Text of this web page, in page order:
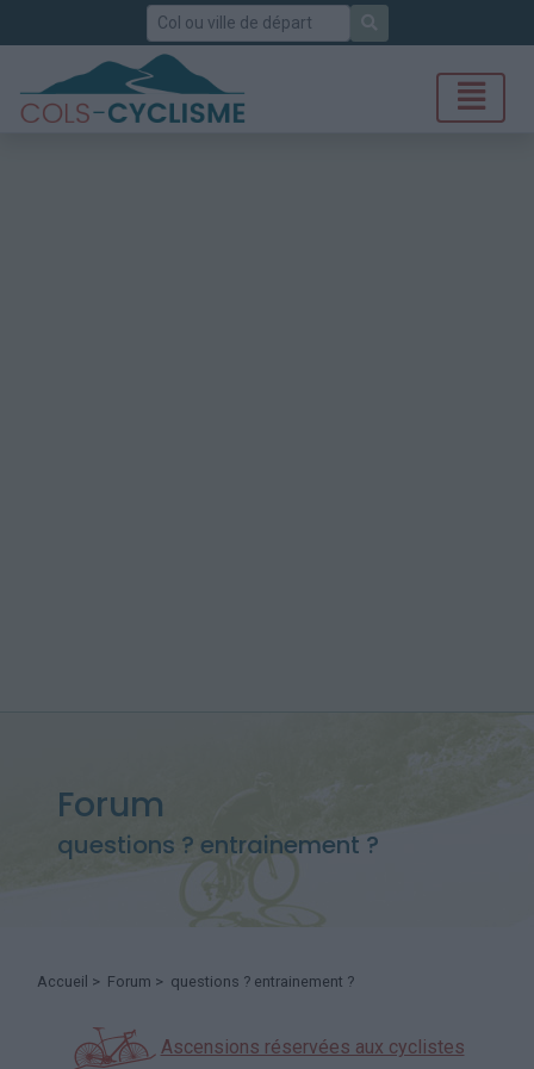
Rechercher
Forum
questions ? entrainement ?
Accueil > Forum > questions ? entrainement ?
Ascensions réservées aux cyclistes